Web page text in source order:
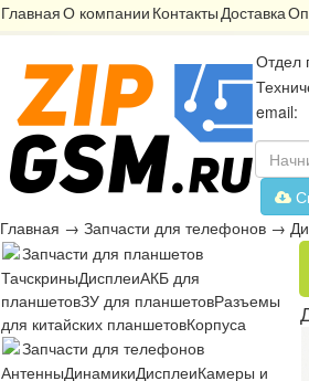
ГлавнаяО компании КонтактыДоставка
Отдел
email:
Главная → Запчасти для телефонов →
Запчасти для планшетов
ТачскриныДисплеиАКБ для
планшетовЗУ для планшетовРазъемы
для китайских планшетовКорпуса
Запчасти для телефонов
АнтенныДинамикиДисплеиКамеры и